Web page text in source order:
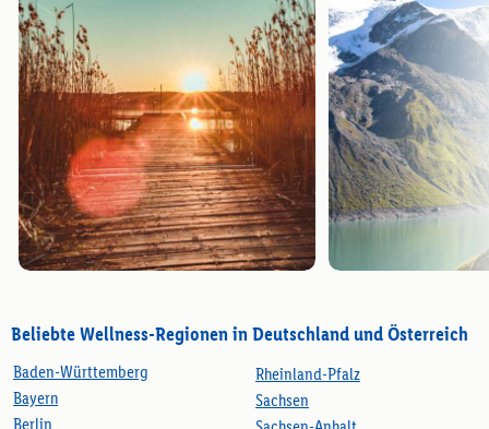
Beliebte Wellness-Regionen in Deutschland und Österreich
Baden-Württemberg
Bayern
Berlin
Rheinland-Pfalz
Sachsen